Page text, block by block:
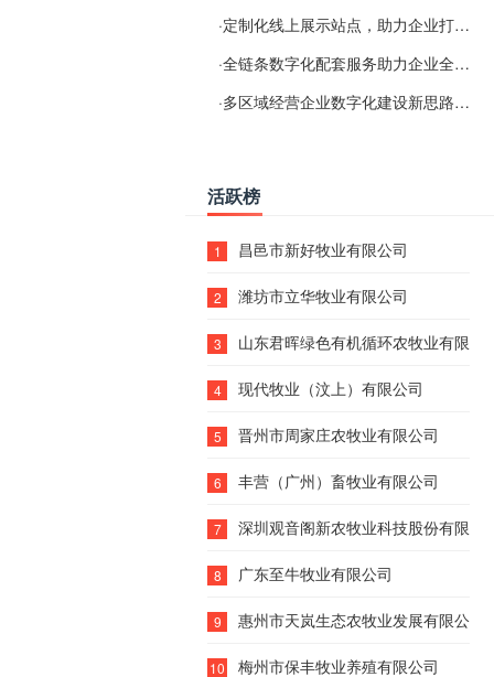
·定制化线上展示站点，助力企业打通线上经营渠道
·全链条数字化配套服务助力企业全域线上经营
·多区域经营企业数字化建设新思路：多端载体与地域检索一体化落地思路分享
活跃榜
1 昌邑市新好牧业有限公司
2 潍坊市立华牧业有限公司
3 山东君晖绿色有机循环农牧业有限公
4 现代牧业（汶上）有限公司
5 晋州市周家庄农牧业有限公司
6 丰营（广州）畜牧业有限公司
7 深圳观音阁新农牧业科技股份有限公
8 广东至牛牧业有限公司
9 惠州市天岚生态农牧业发展有限公司
10 梅州市保丰牧业养殖有限公司